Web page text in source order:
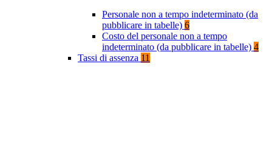
Personale non a tempo indeterminato (da
pubblicare in tabelle) 6
Costo del personale non a tempo
indeterminato (da pubblicare in tabelle) 4
Tassi di assenza 11